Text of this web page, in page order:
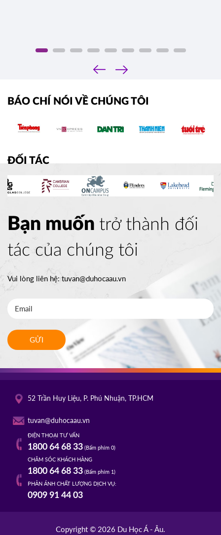
‹
›
BÁO CHÍ NÓI VỀ CHÚNG TÔI
ĐỐI TÁC
Bạn muốn trở thành đối
tác của chúng tôi
Vui lòng liên hệ:tuvan@duhocaau.vn
GỬI
52 Trần Huy Liệu, P. Phú Nhuận, TP.HCM
tuvan@duhocaau.vn
ĐIỆN THOẠI TƯ VẤN
1800 64 68 33(Bấm phím 0)
CHĂM SÓC KHÁCH HÀNG
1800 64 68 33(Bấm phím 1)
PHẢN ÁNH CHẤT LƯỢNG DỊCH VỤ:
0909 91 44 03
Copyright © 2026 Du Học Á - Âu.